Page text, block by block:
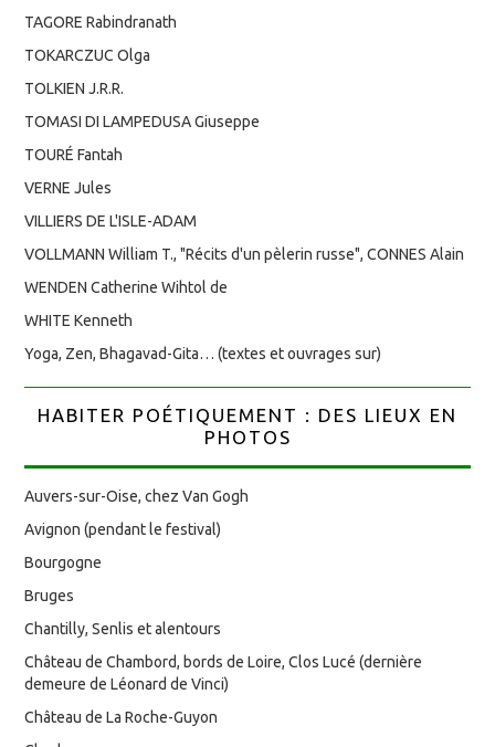
TAGORE Rabindranath
TOKARCZUC Olga
TOLKIEN J.R.R.
TOMASI DI LAMPEDUSA Giuseppe
TOURÉ Fantah
VERNE Jules
VILLIERS DE L'ISLE-ADAM
VOLLMANN William T., "Récits d'un pèlerin russe", CONNES Alain
WENDEN Catherine Wihtol de
WHITE Kenneth
Yoga, Zen, Bhagavad-Gita… (textes et ouvrages sur)
HABITER POÉTIQUEMENT : DES LIEUX EN
PHOTOS
Auvers-sur-Oise, chez Van Gogh
Avignon (pendant le festival)
Bourgogne
Bruges
Chantilly, Senlis et alentours
Château de Chambord, bords de Loire, Clos Lucé (dernière
demeure de Léonard de Vinci)
Château de La Roche-Guyon